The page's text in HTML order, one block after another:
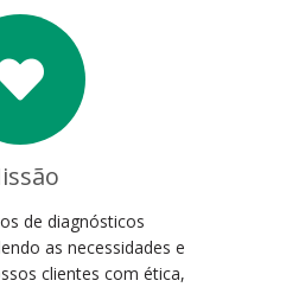
de diagnósticos
as necessidades e
clientes com ética,